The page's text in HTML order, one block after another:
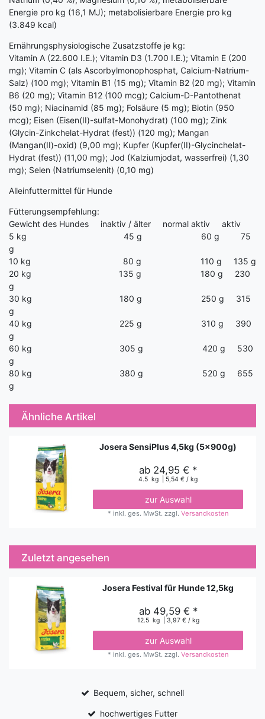
Energie pro kg (16,1 MJ); metabolisierbare Energie pro kg
(3.849 kcal)
Ernährungsphysiologische Zusatzstoffe je kg:
Vitamin A (22.600 I.E.); Vitamin D3 (1.700 I.E.); Vitamin E (200
mg); Vitamin C (als Ascorbylmonophosphat, Calcium-Natrium-
Salz) (100 mg); Vitamin B1 (15 mg); Vitamin B2 (20 mg); Vitamin
B6 (20 mg); Vitamin B12 (100 mcg); Calcium-D-Pantothenat
(50 mg); Niacinamid (85 mg); Folsäure (5 mg); Biotin (950
mcg); Eisen (Eisen(II)-sulfat-Monohydrat) (100 mg); Zink
(Glycin-Zinkchelat-Hydrat (fest)) (120 mg); Mangan
(Mangan(II)-oxid) (9,00 mg); Kupfer (Kupfer(II)-Glycinchelat-
Hydrat (fest)) (11,00 mg); Jod (Kalziumjodat, wasserfrei) (1,30
mg); Selen (Natriumselenit) (0,10 mg)
Alleinfuttermittel für Hunde
Fütterungsempfehlung:
Gewicht des Hundes inaktiv / älter normal aktiv aktiv
5 kg 45 g 60 g 75
g
10 kg 80 g 110 g 135 g
20 kg 135 g 180 g 230
g
30 kg 180 g 250 g 315
g
40 kg 225 g 310 g 390
g
60 kg 305 g 420 g 530
g
80 kg 380 g 520 g 655
g
Ähnliche Artikel
Josera SensiPlus 4,5kg (5x900g)
ab 24,95 € *
4.5 kg | 5,54 € / kg
zur Auswahl
* inkl. ges. MwSt. zzgl. Versandkosten
Zuletzt angesehen
Josera Festival für Hunde 12,5kg
ab 49,59 € *
12.5 kg | 3,97 € / kg
zur Auswahl
* inkl. ges. MwSt. zzgl. Versandkosten
Bequem, sicher, schnell
hochwertiges Futter